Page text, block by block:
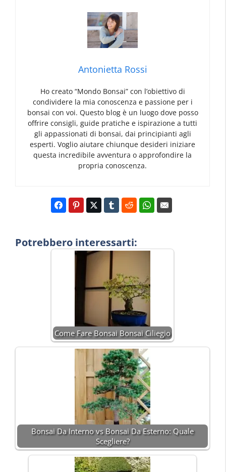
Antonietta Rossi
Ho creato “Mondo Bonsai” con l’obiettivo di
condividere la mia conoscenza e passione per i
bonsai con voi. Questo blog è un luogo dove posso
offrire consigli, guide pratiche e ispirazione a tutti
gli appassionati di bonsai, dai principianti agli
esperti. Voglio aiutare chiunque desideri iniziare
questa incredibile avventura o approfondire la
propria conoscenza.
Potrebbero interessarti:
Come Fare Bonsai Bonsai Ciliegio
Bonsai Da Interno vs Bonsai Da Esterno: Quale
Scegliere?